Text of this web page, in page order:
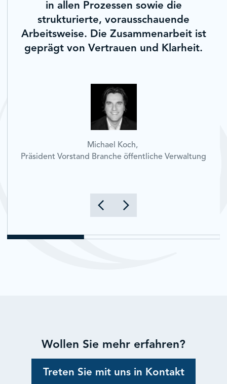
in allen Prozessen sowie die
strukturierte, vorausschauende
Arbeitsweise. Die Zusammenarbeit ist
geprägt von Vertrauen und Klarheit.
Michael Koch,
Präsident Vorstand Branche öffentliche Verwaltung
Wollen Sie mehr erfahren?
Treten Sie mit uns in Kontakt